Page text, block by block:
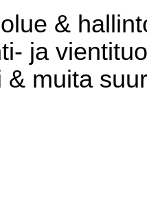
&
ja
& muita